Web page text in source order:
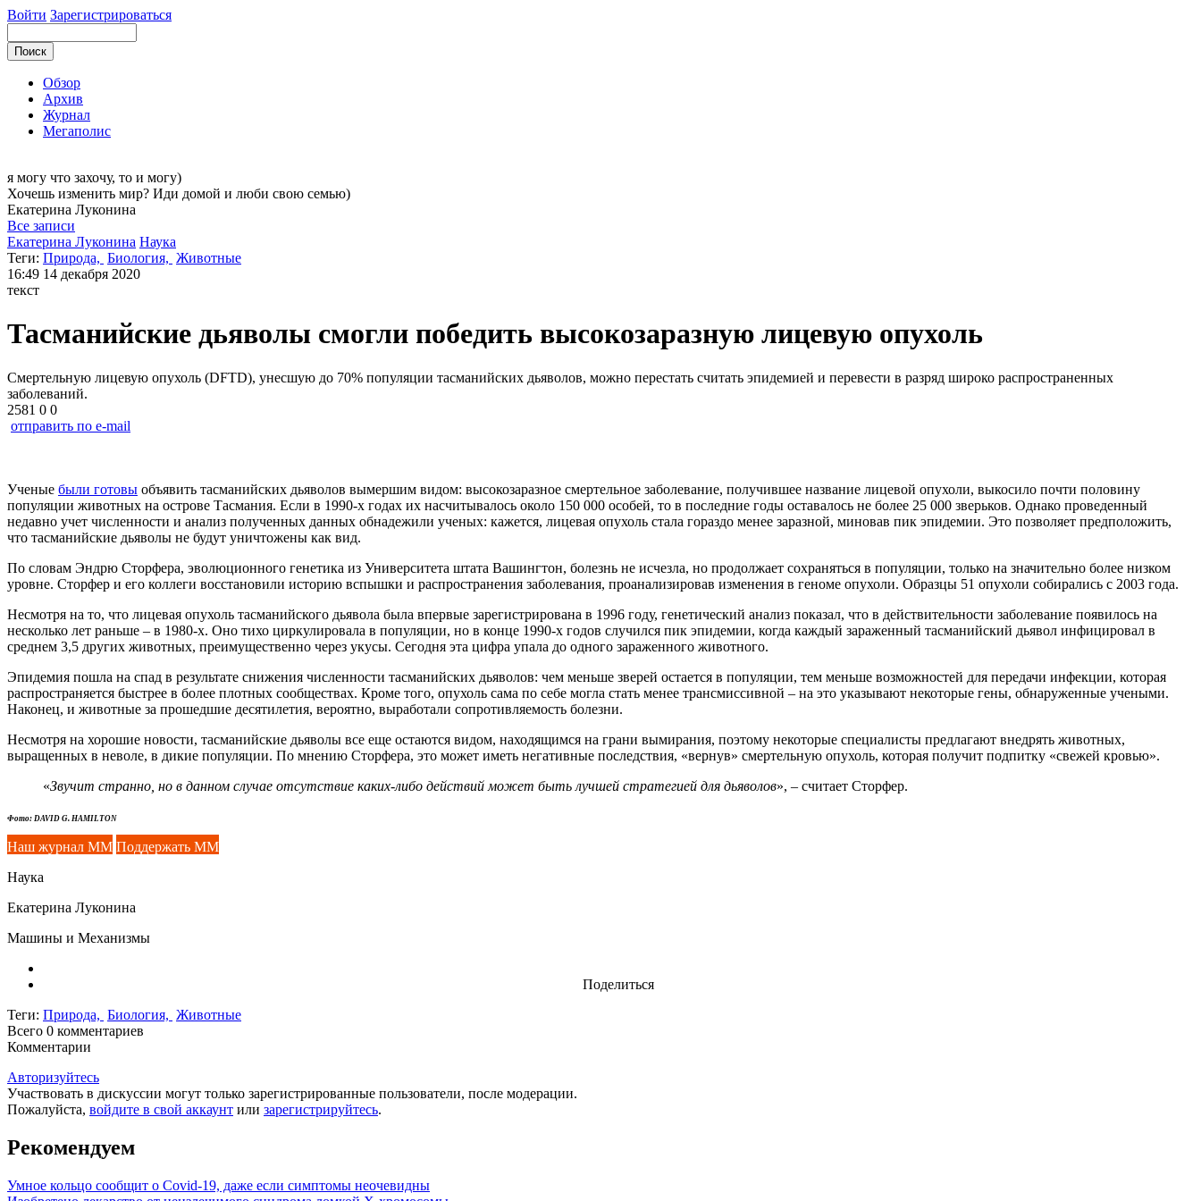
Войти Зарегистрироваться
Обзор
Архив
Журнал
Мегаполис
я могу что захочу, то и могу)
Хочешь изменить мир? Иди домой и люби свою семью)
Екатерина Луконина
Все записи
Екатерина Луконина Наука
Теги: Природа, Биология, Животные
16:49 14 декабря 2020
текст
Тасманийские дьяволы смогли победить высокозаразную лицевую опухоль
Смертельную лицевую опухоль (DFTD), унесшую до 70% популяции тасманийских дьяволов, можно перестать считать эпидемией и перевести в разряд широко распространенных
заболеваний.
2581 0 0
отправить по e-mail
Ученые были готовы объявить тасманийских дьяволов вымершим видом: высокозаразное смертельное заболевание, получившее название лицевой опухоли, выкосило почти половину
популяции животных на острове Тасмания. Если в 1990-х годах их насчитывалось около 150 000 особей, то в последние годы оставалось не более 25 000 зверьков. Однако проведенный
недавно учет численности и анализ полученных данных обнадежили ученых: кажется, лицевая опухоль стала гораздо менее заразной, миновав пик эпидемии. Это позволяет предположить,
что тасманийские дьяволы не будут уничтожены как вид.
По словам Эндрю Сторфера, эволюционного генетика из Университета штата Вашингтон, болезнь не исчезла, но продолжает сохраняться в популяции, только на значительно более низком
уровне. Сторфер и его коллеги восстановили историю вспышки и распространения заболевания, проанализировав изменения в геноме опухоли. Образцы 51 опухоли собирались с 2003 года.
Несмотря на то, что лицевая опухоль тасманийского дьявола была впервые зарегистрирована в 1996 году, генетический анализ показал, что в действительности заболевание появилось на
несколько лет раньше – в 1980-х. Оно тихо циркулировала в популяции, но в конце 1990-х годов случился пик эпидемии, когда каждый зараженный тасманийский дьявол инфицировал в
среднем 3,5 других животных, преимущественно через укусы. Сегодня эта цифра упала до одного зараженного животного.
Эпидемия пошла на спад в результате снижения численности тасманийских дьяволов: чем меньше зверей остается в популяции, тем меньше возможностей для передачи инфекции, которая
распространяется быстрее в более плотных сообществах. Кроме того, опухоль сама по себе могла стать менее трансмиссивной – на это указывают некоторые гены, обнаруженные учеными.
Наконец, и животные за прошедшие десятилетия, вероятно, выработали сопротивляемость болезни.
Несмотря на хорошие новости, тасманийские дьяволы все еще остаются видом, находящимся на грани вымирания, поэтому некоторые специалисты предлагают внедрять животных,
выращенных в неволе, в дикие популяции. По мнению Сторфера, это может иметь негативные последствия, «вернув» смертельную опухоль, которая получит подпитку «свежей кровью».
«Звучит странно, но в данном случае отсутствие каких-либо действий может быть лучшей стратегией для дьяволов», – считает Сторфер.
Фото: DAVID G. HAMILTON
Наш журнал ММ Поддержать ММ
Наука
Екатерина Луконина
Машины и Механизмы
Поделиться
Теги: Природа, Биология, Животные
Всего 0 комментариев
Комментарии
Авторизуйтесь
Участвовать в дискуссии могут только зарегистрированные пользователи, после модерации.
Пожалуйста, войдите в свой аккаунт или зарегистрируйтесь.
Рекомендуем
Умное кольцо сообщит о Covid-19, даже если симптомы неочевидны